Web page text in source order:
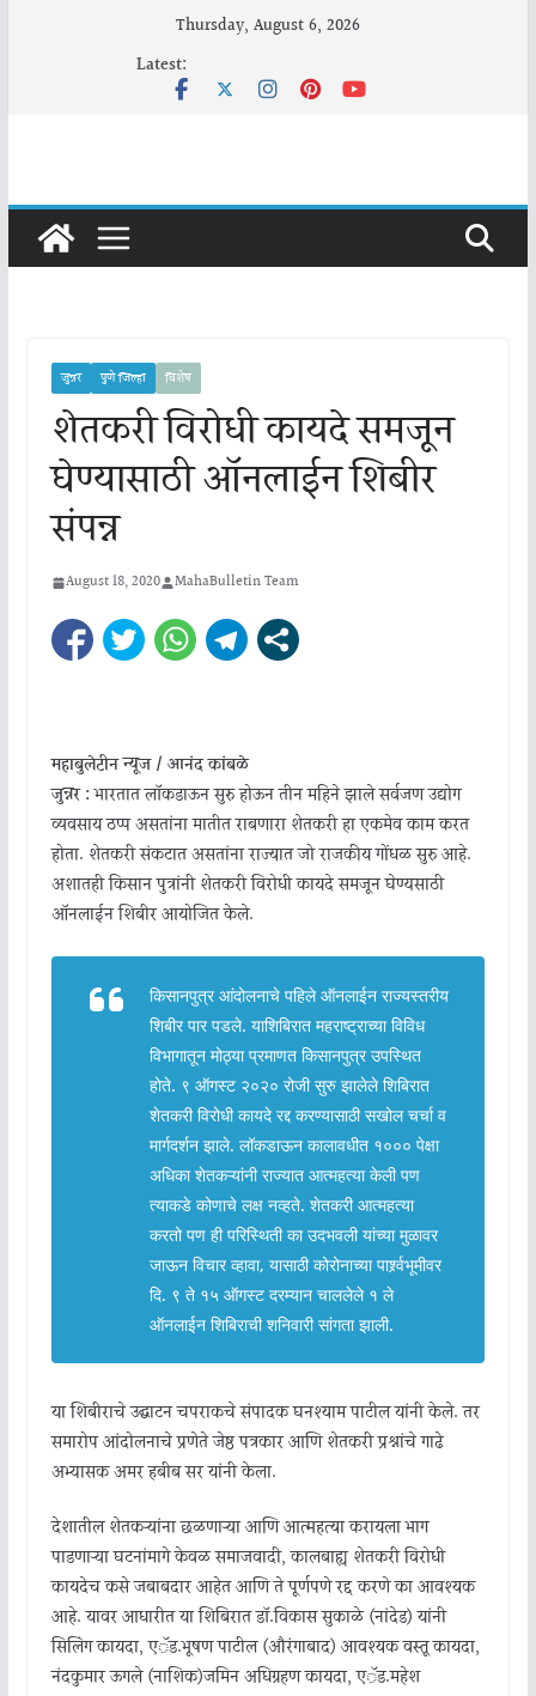
Thursday, August 6, 2026
Latest:
जुन्नर पुणे जिल्हा विशेष
शेतकरी विरोधी कायदे समजून
घेण्यासाठी ऑनलाईन शिबीर
संपन्न
August 18, 2020 MahaBulletin Team
महाबुलेटीन न्यूज / आनंद कांबळे
जुन्नर :भारतात लॉकडाऊन सुरु होऊन तीन महिने झाले सर्वजण उद्योग
व्यवसाय ठप्प असतांना मातीत राबणारा शेतकरी हा एकमेव काम करत
होता. शेतकरी संकटात असतांना राज्यात जो राजकीय गोंधळ सुरु आहे.
अशातही किसान पुत्रांनी शेतकरी विरोधी कायदे समजून घेण्यसाठी
ऑनलाईन शिबीर आयोजित केले.
किसानपुत्र आंदोलनाचे पहिले ऑनलाईन राज्यस्तरीय
शिबीर पार पडले. याशिबिरात महराष्ट्राच्या विविध
विभागातून मोठ्या प्रमाणत किसानपुत्र उपस्थित
होते. ९ ऑगस्ट २०२० रोजी सुरु झालेले शिबिरात
शेतकरी विरोधी कायदे रद्द करण्यासाठी सखोल चर्चा व
मार्गदर्शन झाले. लॉकडाऊन कालावधीत १००० पेक्षा
अधिका शेतकऱ्यांनी राज्यात आत्महत्या केली पण
त्याकडे कोणाचे लक्ष नव्हते. शेतकरी आत्महत्या
करतो पण ही परिस्थिती का उदभवली यांच्या मुळावर
जाऊन विचार व्हावा, यासाठी कोरोनाच्या पार्श्र्वभूमीवर
दि. ९ ते १५ ऑगस्ट दरम्यान चाललेले १ ले
ऑनलाईन शिबिराची शनिवारी सांगता झाली.
या शिबीराचे उद्घाटन चपराकचे संपादक घनश्याम पाटील यांनी केले. तर
समारोप आंदोलनाचे प्रणेते जेष्ठ पत्रकार आणि शेतकरी प्रश्नांचे गाढे
अभ्यासक अमर हबीब सर यांनी केला.
देशातील शेतकऱ्यांना छळणाऱ्या आणि आत्महत्या करायला भाग
पाडणाऱ्या घटनांमागे केवळ समाजवादी, कालबाह्य शेतकरी विरोधी
कायदेच कसे जबाबदार आहेत आणि ते पूर्णपणे रद्द करणे का आवश्यक
आहे. यावर आधारीत या शिबिरात डॉ.विकास सुकाळे (नांदेड) यांनी
सिलिंग कायदा, एॅड.भूषण पाटील (औरंगाबाद) आवश्यक वस्तू कायदा,
नंदकुमार ऊगले (नाशिक)जमिन अधिग्रहण कायदा, एॅड.महेश